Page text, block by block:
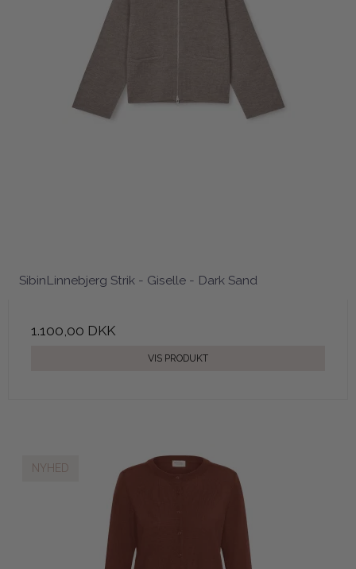
SibinLinnebjerg Strik - Giselle - Dark Sand
1.100,00 DKK
VIS PRODUKT
NYHED